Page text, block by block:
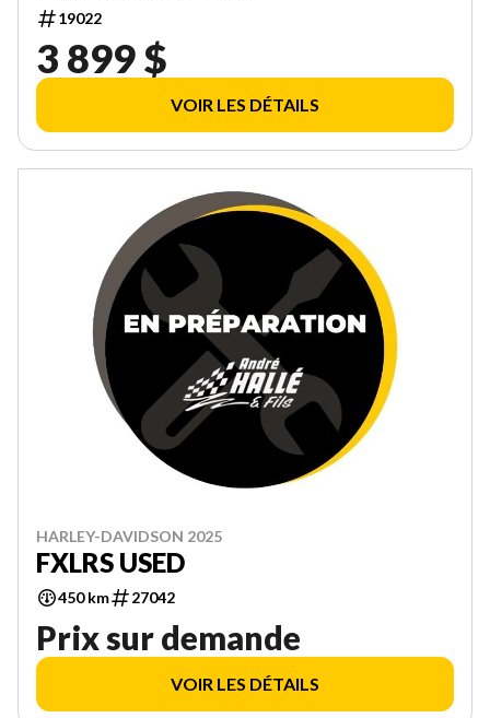
19022
3 899 $
VOIR LES DÉTAILS
HARLEY-DAVIDSON 2025
FXLRS USED
450 km 27042
Prix sur demande
VOIR LES DÉTAILS